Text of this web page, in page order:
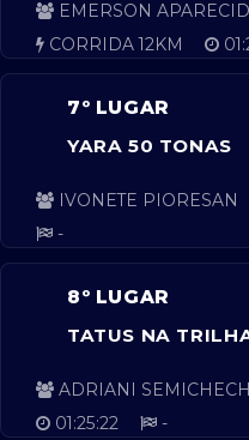
EMERSON
CORRIDA 12KM
7º LUGAR
YARA 50 TONAS
IVONETE PIORESAN
-
8º LUGAR
TATUS NA
ADRIANI
01:25:22
-